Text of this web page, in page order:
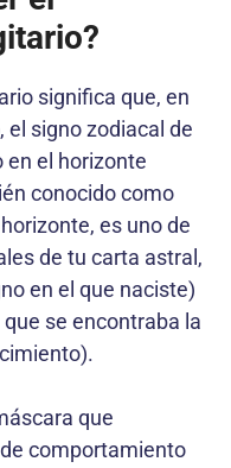
significa que, en
signo zodiacal de
en el horizonte
conocido como
es uno de
de tu carta astral,
en el que naciste)
se encontraba la
que
comportamiento